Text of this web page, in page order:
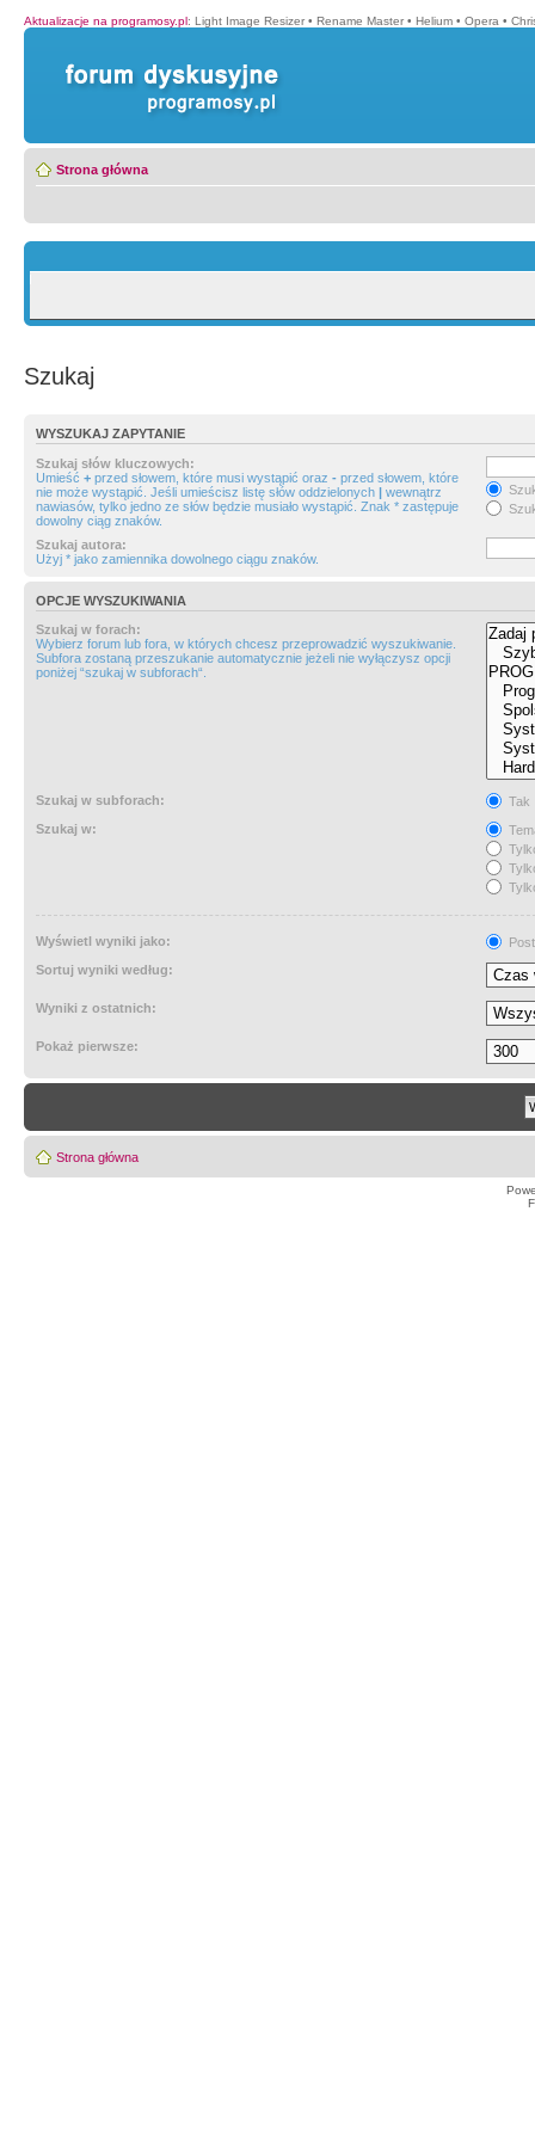
Aktualizacje na programosy.pl: Light Image Resizer • Rename Master • Helium • Opera •
Strona główna
Szukaj
WYSZUKAJ ZAPYTANIE
Szukaj słów kluczowych:
Umieść + przed słowem, które musi wystąpić oraz - przed słowem, które
nie może wystąpić. Jeśli umieścisz listę słów oddzielonych | wewnątrz
nawiasów, tylko jedno ze słów będzie musiało wystąpić. Znak * zastępuje
dowolny ciąg znaków.
Szukaj autora:
Użyj * jako zamiennika dowolnego ciągu znaków.
OPCJE WYSZUKIWANIA
Szukaj w forach:
Wybierz forum lub fora, w których chcesz przeprowadzić wyszukiwanie.
Subfora zostaną przeszukanie automatycznie jeżeli nie wyłączysz opcji
poniżej “szukaj w subforach“.
Szukaj w subforach:
Tak
Szukaj w:
Wyświetl wyniki jako:
Sortuj wyniki według:
Wyniki z ostatnich:
Pokaż pierwsze:
Strona główna